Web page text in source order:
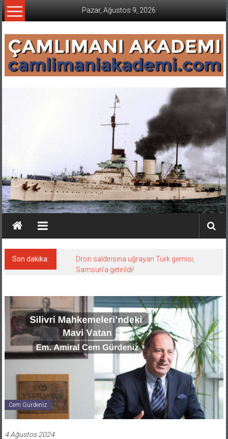
İçeriğe
geç
Pazar, Ağustos 9, 2026
Son dakika:
Dron saldırısına uğrayan Türk gemisi,
Samsun’a getirildi!
Cem Gürdeniz
4 Ağustos 2024